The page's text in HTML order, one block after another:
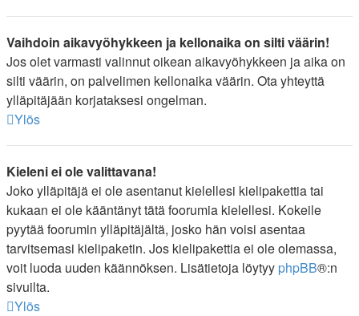
Vaihdoin aikavyöhykkeen ja kellonaika on silti väärin!
Jos olet varmasti valinnut oikean aikavyöhykkeen ja aika on
silti väärin, on palvelimen kellonaika väärin. Ota yhteyttä
ylläpitäjään korjataksesi ongelman.
Ylös
Kieleni ei ole valittavana!
Joko ylläpitäjä ei ole asentanut kielellesi kielipakettia tai
kukaan ei ole kääntänyt tätä foorumia kielellesi. Kokeile
pyytää foorumin ylläpitäjältä, josko hän voisi asentaa
tarvitsemasi kielipaketin. Jos kielipakettia ei ole olemassa,
voit luoda uuden käännöksen. Lisätietoja löytyy phpBB®:n
sivuilta.
Ylös